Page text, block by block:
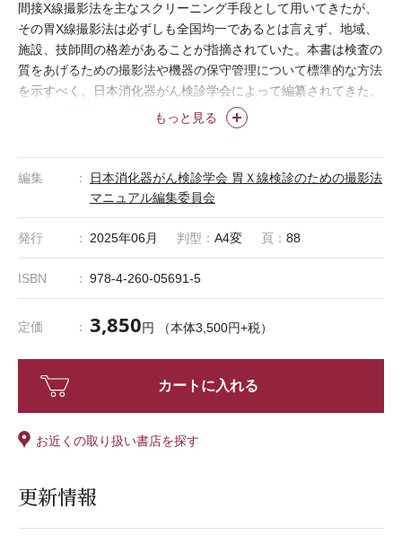
もっと見る
間接X線撮影法を主なスクリーニング手段として用いてきたが、
その胃X線撮影法は必ずしも全国均一であるとは言えず、地域、
施設、技師間の格差があることが指摘されていた。本書は検査の
質をあげるための撮影法や機器の保守管理について標準的な方法
を示すべく、日本消化器がん検診学会によって編纂されてきた。
このたび最新の2025年版が刊行された。
編集
日本消化器がん検診学会 胃Ｘ線検診のための撮影法
マニュアル編集委員会
発行 2025年06月 判型： A4変 頁： 88
ISBN 978-4-260-05691-5
定価 3,850円 （本体3,500円+税）
カートに入れる
お近くの取り扱い書店を探す
更新情報